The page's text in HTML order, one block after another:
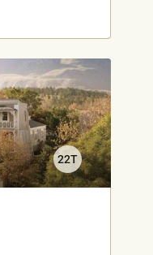
22T